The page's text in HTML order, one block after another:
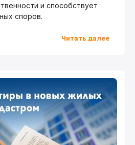
и способствует
споров.
Читать далее